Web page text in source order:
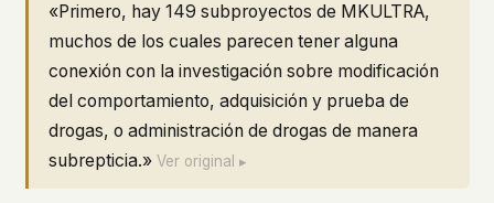
«Primero, hay 149 subproyectos de MKULTRA,
muchos de los cuales parecen tener alguna
conexión con la investigación sobre modificación
del comportamiento, adquisición y prueba de
drogas, o administración de drogas de manera
subrepticia.»Ver original ▸